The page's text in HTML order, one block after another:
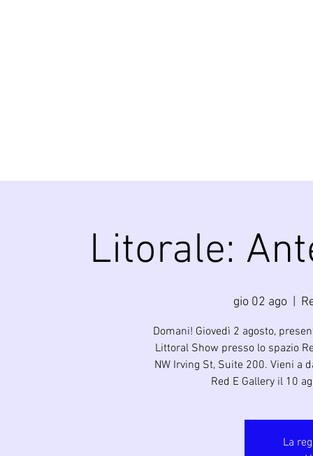
Litorale:
gio 02 ago
Domani! Giovedì 2 agosto,
Littoral Show presso lo spazio
NW Irving St, Suite 200. Vieni a
Red E Gallery il 10
La